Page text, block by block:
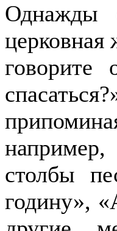
Однажды
столбы
годину»,